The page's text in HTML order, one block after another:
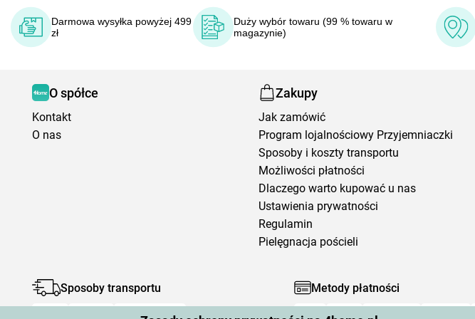
Darmowa wysyłka powyżej 499
zł
Duży wybór towaru (99 % towaru w
magazynie)
O spółce
Kontakt
O nas
Zakupy
Jak zamówić
Program lojalnościowy Przyjemniaczki
Sposoby i koszty transportu
Możliwości płatności
Dlaczego warto kupować u nas
Ustawienia prywatności
Regulamin
Pielęgnacja pościeli
Sposoby transportu Metody płatności